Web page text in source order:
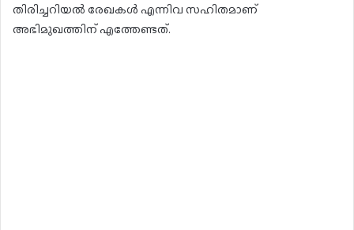
തിരിച്ചറിയല്‍ രേഖകൾ എന്നിവ സഹിതമാണ്
അഭിമുഖത്തിന് എത്തേണ്ടത്.